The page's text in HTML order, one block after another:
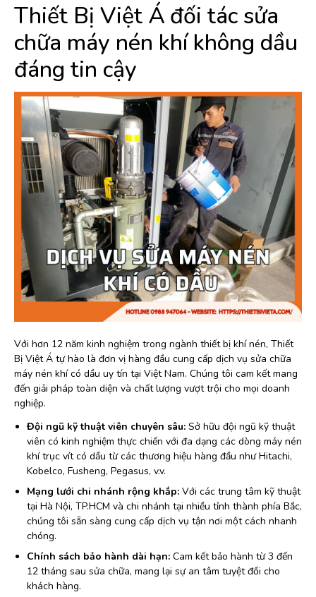
Thiết Bị Việt Á đối tác sửa
chữa máy nén khí không dầu
đáng tin cậy
Với hơn 12 năm kinh nghiệm trong ngành thiết bị khí nén, Thiết
Bị Việt Á tự hào là đơn vị hàng đầu cung cấp dịch vụ sửa chữa
máy nén khí có dầu uy tín tại Việt Nam. Chúng tôi cam kết mang
đến giải pháp toàn diện và chất lượng vượt trội cho mọi doanh
nghiệp.
Đội ngũ kỹ thuật viên chuyên sâu: Sở hữu đội ngũ kỹ thuật
viên có kinh nghiệm thực chiến với đa dạng các dòng máy nén
khí trục vít có dầu từ các thương hiệu hàng đầu như Hitachi,
Kobelco, Fusheng, Pegasus, v.v.
Mạng lưới chi nhánh rộng khắp: Với các trung tâm kỹ thuật
tại Hà Nội, TP.HCM và chi nhánh tại nhiều tỉnh thành phía Bắc,
chúng tôi sẵn sàng cung cấp dịch vụ tận nơi một cách nhanh
chóng.
Chính sách bảo hành dài hạn: Cam kết bảo hành từ 3 đến
12 tháng sau sửa chữa, mang lại sự an tâm tuyệt đối cho
khách hàng.